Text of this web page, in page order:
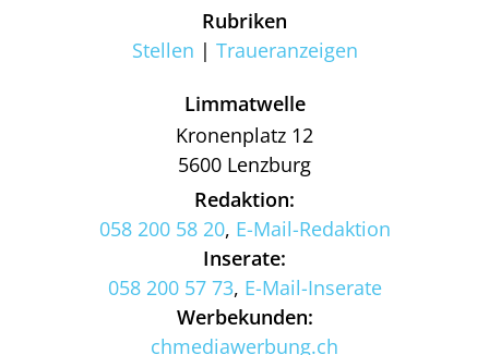
Rubriken
Stellen
Traueranzeigen
Limmatwelle
Kronenplatz 12
5600 Lenzburg
Redaktion:
058 200 58 20, E-Mail-Redaktion
Inserate:
058 200 57 73, E-Mail-Inserate
Werbekunden:
chmediawerbung.ch